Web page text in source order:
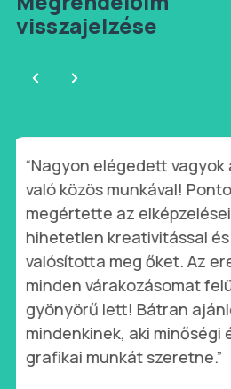
visszajelzése
“Nagyon elégedett vagyok
való közös munkával!
megértette az
hihetetlen kreativitással
valósította meg őket. Az
minden várakozásomat
gyönyörű lett! Bátran
mindenkinek, aki minőségi
grafikai munkát szeretne.”